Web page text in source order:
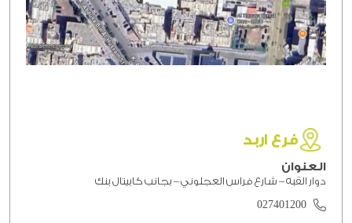
فرع اربد
العنوان
دوار القبه – شارع فراس العجلوني – بجانب كابيتال بنك
027401200